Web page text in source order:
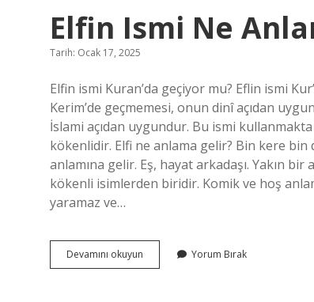
Elfin Ismi Ne
Tarih: Ocak 17, 2025
Elfin ismi Kuran’da geçiyor mu? Eflin ismi
Kerim’de geçmemesi, onun dinî açıdan
İslami açıdan uygundur. Bu ismi
kökenlidir. Elfi ne anlama gelir? Bin kere bin
anlamına gelir. Eş, hayat arkadaşı. Yakın
kökenli isimlerden biridir. Komik ve hoş
yaramaz ve…
Devamını okuyun
Ismi
Yorum Bırak